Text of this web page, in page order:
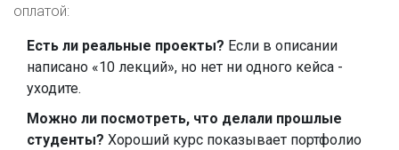
оплатой:
Есть ли реальные проекты? Если в описании
написано «10 лекций», но нет ни одного кейса -
уходите.
Можно ли посмотреть, что делали прошлые
студенты? Хороший курс показывает портфолио